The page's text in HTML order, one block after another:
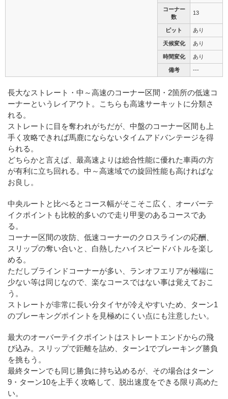
コーナー
数
13
ピット あり
天候変化 あり
時間変化 あり
備考 ---
長大なストレート・中～高速のコーナー区間・2箇所の低速コ
ーナーというレイアウト。こちらも高速サーキットに分類さ
れる。
ストレートに目を奪われがちだが、中盤のコーナー区間も上
手く攻略できれば馬鹿にならないタイムアドバンテージを得
られる。
どちらかと言えば、最高速よりは総合性能に優れた車両の方
が有利に立ち回れる。中～高速域での旋回性能も高ければな
お良し。
中央ルートと比べるとコース幅がそこそこ広く、オーバーテ
イクポイントも比較的多いので走り甲斐のあるコースであ
る。
コーナー区間の攻防、低速コーナーのクロスラインの応酬、
スリップの奪い合いと、白熱したハイスピードバトルを楽し
める。
ただしブラインドコーナーが多い、ランオフエリアが極端に
少ない等は同じなので、楽なコースではない事は覚えておこ
う。
ストレートが非常に長い分タイヤが冷えやすいため、ターン1
のブレーキングポイントを見極めにくい点にも注意したい。
最大のオーバーテイクポイントはストレートエンドからの飛
び込み。スリップで距離を詰め、ターン1でブレーキング勝負
を挑もう。
最終ターンでも同じ勝負に持ち込めるが、その場合はターン
9・ターン10を上手く攻略して、脱出速度をできる限り高めた
い。